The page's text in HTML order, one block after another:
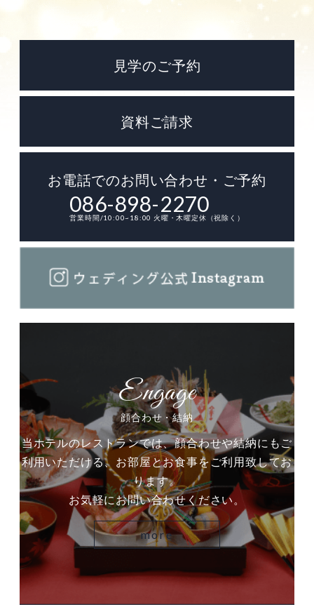
見学のご予約
資料ご請求
お電話でのお問い合わせ・ご予約
086-898-2270
営業時間/10:00~18:00 火曜・木曜定休（祝除く）
顔合わせ・結納
当ホテルのレストランでは、顔合わせや結納にもご
利用いただける、お部屋とお食事をご利用致してお
ります。
お気軽にお問い合わせください。
more